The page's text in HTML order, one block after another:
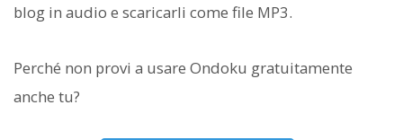
blog in audio e scaricarli come file MP3.
Perché non provi a usare Ondoku gratuitamente
anche tu?